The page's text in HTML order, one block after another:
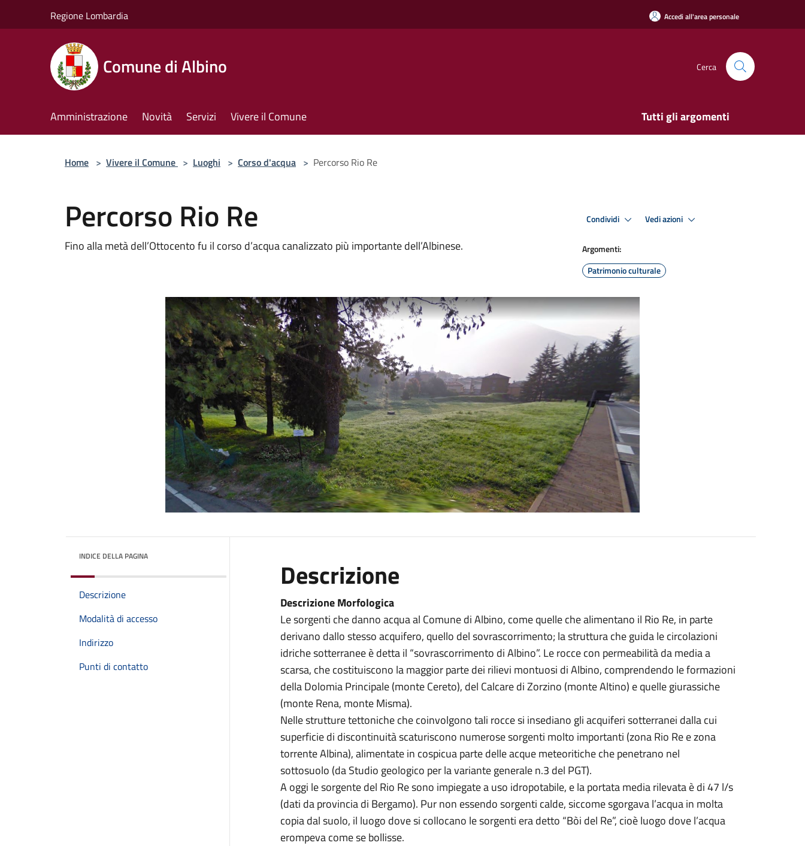
Regione Lombardia Accedi all'area personale
Comune di Albino Cerca
Amministrazione Novità Servizi Vivere il Comune Tutti gli argomenti
Home > Vivere il Comune > Luoghi > Corso d'acqua > Percorso Rio Re
Percorso Rio Re
Fino alla metà dell’Ottocento fu il corso d’acqua canalizzato più importante dell’Albinese.
Condividi Vedi azioni
Argomenti:
Patrimonio culturale
INDICE DELLA PAGINA
Descrizione
Modalità di accesso
Indirizzo
Punti di contatto
Descrizione
Descrizione Morfologica
Le sorgenti che danno acqua al Comune di Albino, come quelle che alimentano il Rio Re, in parte
derivano dallo stesso acquifero, quello del sovrascorrimento; la struttura che guida le circolazioni
idriche sotterranee è detta il “sovrascorrimento di Albino”. Le rocce con permeabilità da media a
scarsa, che costituiscono la maggior parte dei rilievi montuosi di Albino, comprendendo le formazioni
della Dolomia Principale (monte Cereto), del Calcare di Zorzino (monte Altino) e quelle giurassiche
(monte Rena, monte Misma).
Nelle strutture tettoniche che coinvolgono tali rocce si insediano gli acquiferi sotterranei dalla cui
superficie di discontinuità scaturiscono numerose sorgenti molto importanti (zona Rio Re e zona
torrente Albina), alimentate in cospicua parte delle acque meteoritiche che penetrano nel
sottosuolo (da Studio geologico per la variante generale n.3 del PGT).
A oggi le sorgente del Rio Re sono impiegate a uso idropotabile, e la portata media rilevata è di 47 l/s
(dati da provincia di Bergamo). Pur non essendo sorgenti calde, siccome sgorgava l’acqua in molta
copia dal suolo, il luogo dove si collocano le sorgenti era detto “Bòi del Re”, cioè luogo dove l’acqua
erompeva come se bollisse.